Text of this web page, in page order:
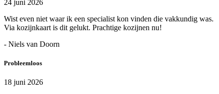
24 juni 2026
Wist even niet waar ik een specialist kon vinden die vakkundig was.
Via kozijnkaart is dit gelukt. Prachtige kozijnen nu!
- Niels van Doorn
Probleemloos
18 juni 2026